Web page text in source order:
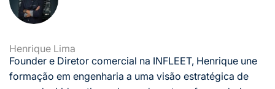
Henrique Lima
Founder e Diretor comercial na INFLEET, Henrique une
formação em engenharia a uma visão estratégica de